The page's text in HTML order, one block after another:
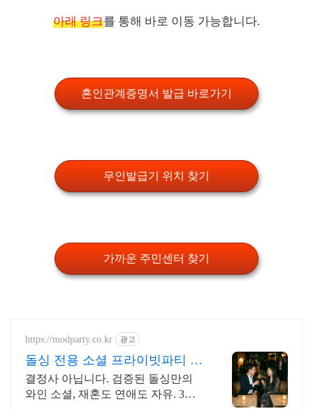
아래 링크를 통해 바로 이동 가능합니다.
혼인관계증명서 발급 바로가기
무인발급기 위치 찾기
가까운 주민센터 찾기
https://modparty.co.kr 광고
돌싱 전용 소셜 프라이빗파티 통
대관으로 프라이빗한 파티
결정사 아닙니다. 검증된 돌싱만의
와인 소셜, 재혼도 연애도 자유. 3주,